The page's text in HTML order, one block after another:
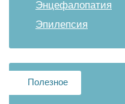
Энцефалопатия
Эпилепсия
Полезное